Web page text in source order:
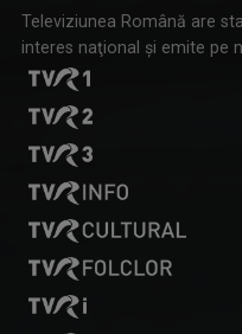
VEDERE CU OLTENI
SIMONA CARAULEANU
Este licenţiată în jurnalism,
Televiziunea Română are
interes naţional şi emite pe